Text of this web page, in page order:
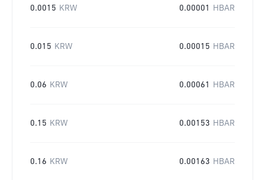
0.0015 KRW 0.00001 HBAR
0.015 KRW 0.00015 HBAR
0.06 KRW 0.00061 HBAR
0.15 KRW 0.00153 HBAR
0.16 KRW 0.00163 HBAR